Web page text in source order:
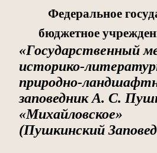
Федеральное
бюджетное
«Государственный
историко-
природно-
заповедник А. С.
«Михайловское»
(Пушкинский